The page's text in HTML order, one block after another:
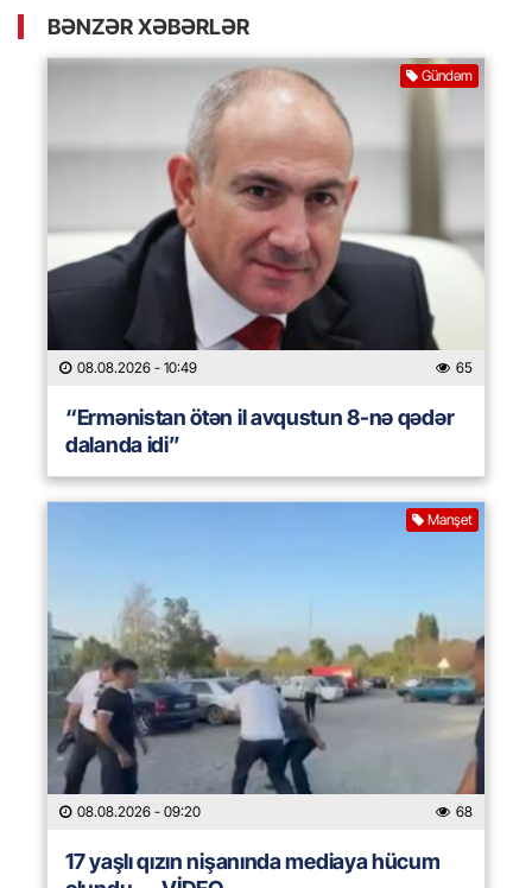
BƏNZƏR XƏBƏRLƏR
Gündəm
08.08.2026 - 10:49 65
“Ermənistan ötən il avqustun 8-nə qədər
dalanda idi”
Manşet
08.08.2026 - 09:20 68
17 yaşlı qızın nişanında mediaya hücum